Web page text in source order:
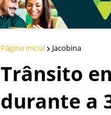
Página inicial Jacobina
Trânsito
durante a